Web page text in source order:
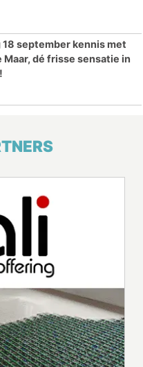
18 september kennis met
Maar, dé frisse sensatie in